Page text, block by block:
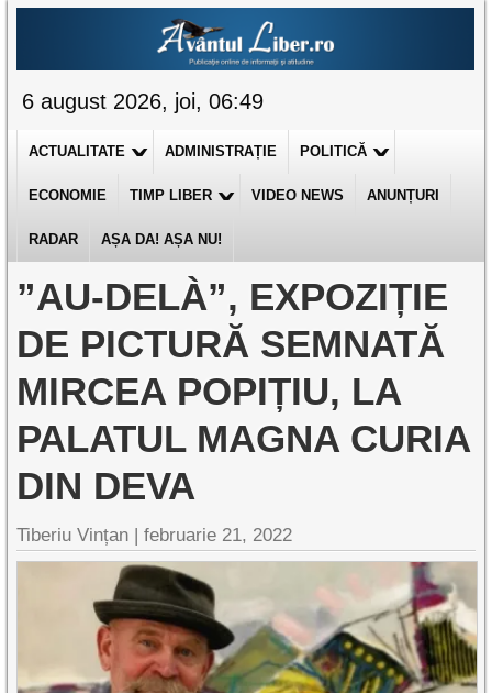
6 august 2026, joi, 06:49
ACTUALITATE ADMINISTRAȚIE POLITICĂ
ECONOMIE TIMP LIBER VIDEO NEWS ANUNȚURI
RADAR AȘA DA! AȘA NU!
”AU-DELÀ”, EXPOZIȚIE
DE PICTURĂ SEMNATĂ
MIRCEA POPIȚIU, LA
PALATUL MAGNA CURIA
DIN DEVA
Tiberiu Vințan |februarie 21, 2022